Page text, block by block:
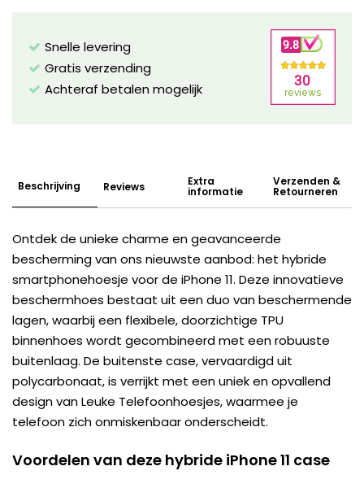
Snelle levering
Gratis verzending
Achteraf betalen mogelijk
Beschrijving Reviews Extra
informatie
Verzenden &
Retourneren
Ontdek de unieke charme en geavanceerde
bescherming van ons nieuwste aanbod: het hybride
smartphonehoesje voor de iPhone 11. Deze innovatieve
beschermhoes bestaat uit een duo van beschermende
lagen, waarbij een flexibele, doorzichtige TPU
binnenhoes wordt gecombineerd met een robuuste
buitenlaag. De buitenste case, vervaardigd uit
polycarbonaat, is verrijkt met een uniek en opvallend
design van Leuke Telefoonhoesjes, waarmee je
telefoon zich onmiskenbaar onderscheidt.
Voordelen van deze hybride iPhone 11 case